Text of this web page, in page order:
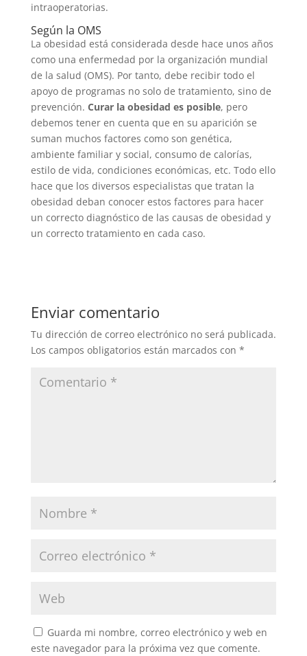
intraoperatorias.
Según la OMS
La obesidad está considerada desde hace unos años
como una enfermedad por la organización mundial
de la salud (OMS). Por tanto, debe recibir todo el
apoyo de programas no solo de tratamiento, sino de
prevención. Curar la obesidad es posible, pero
debemos tener en cuenta que en su aparición se
suman muchos factores como son genética,
ambiente familiar y social, consumo de calorías,
estilo de vida, condiciones económicas, etc. Todo ello
hace que los diversos especialistas que tratan la
obesidad deban conocer estos factores para hacer
un correcto diagnóstico de las causas de obesidad y
un correcto tratamiento en cada caso.
Enviar comentario
Tu dirección de correo electrónico no será publicada.
Los campos obligatorios están marcados con *
Guarda mi nombre, correo electrónico y web en
este navegador para la próxima vez que comente.